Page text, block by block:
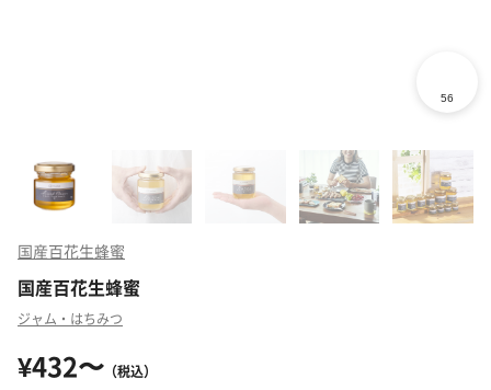
国産百花生蜂蜜
国産百花生蜂蜜
ジャム・はちみつ
¥432〜 （税込）